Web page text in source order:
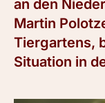
an den
Martin
Tiergartens,
Situation in